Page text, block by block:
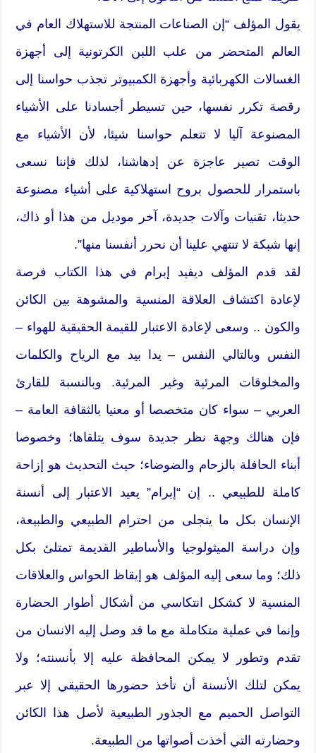
يقول المؤلف “إن الصناعات المنتجة للاستهلاك العام في
العالم المتحضر من علب اللبن الكرتونية إلى أجهزة
الغسالات الكهربائية وأجهزة الكمبيوتر تجذب حواسنا إلى
رقصة تكرر نفسها، حين تسيطر أجسادنا على الأشياء
المصنوعة آليا لا تتعلم حواسنا شيئا، لأن الأشياء مع
الوقت تصير عاجزة عن إدهاشنا، لذلك فإننا نسعى
باستمرار للحصول بروح استهلاكية على أشياء مصنوعة
حديثا، تقنيات وآلات جديدة، آخر موديل من هذا أو ذاك،
إنها شبكة لا تنتهي علينا أن نحرر أنفسنا منها”.
لقد قدم المؤلف ديفيد إبرام في هذا الكتاب فرصة
لإعادة اكتشاف العلاقة المنسية والمشوهة بين الكائن
والكون .. وسعى لإعادة الاعتبار للقيمة الحقيقية للهواء –
النفس وبالتالي النفس – يدا بيد مع الرياح والكلمات
والمخلوقات المرئية وغير المرئية. وبالنسبة للقارئ
العربي – سواء كان متخصصا أو معنيا بالثقافة العامة –
فإن هنالك وجهة نظر جديدة سوف يتلقاها؛ وخصوصا
أبناء الحافلة بالزحام والضوضاء؛ حيث التحديث هو إزاحة
كاملة للطبيعي .. إن “إبرام” يعيد الاعتبار إلى أنسنة
الإنسان بكل ما يتجلى من احترام الطبيعي والطبيعة،
وإن دراسة الميثولوجيا والأساطير القديمة تمتلئ بكل
ذلك؛ وما سعى إليه المؤلف هو إيقاظ الحواس والعلاقات
المنسية لا كشكل انتكاسي من أشكال أطوار الحضارة
وإنما في عملية متكاملة مع ما قد وصل إليه الانسان من
تقدم وتطور لا يمكن المحافظة عليه إلا بأنسنته؛ ولا
يمكن لتلك الأنسنة أن تأخذ حضورها الحقيقي إلا عبر
التواصل الحميم مع الجذور الطبيعية لأصل هذا الكائن
وحضارته التي أخذت أصواتها من الطبيعة.